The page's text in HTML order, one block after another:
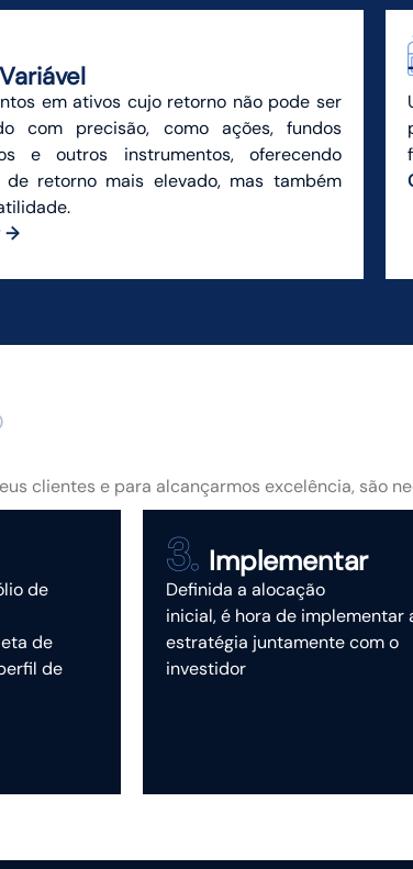
em ativos cujo retorno não pode ser
com precisão, como ações, fundos
e outros instrumentos, oferecendo
de retorno mais elevado, mas também
clientes e para alcançarmos excelência, são
de
de
de
Implementar
Definida a alocação
inicial, é hora de implementar
estratégia juntamente com o
investidor